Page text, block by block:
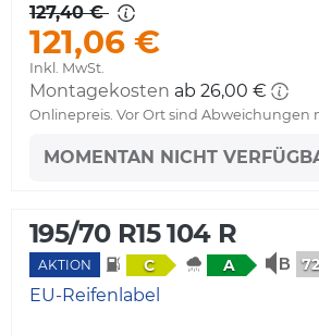
127,40 €
121,06 €
Inkl. MwSt.
Montagekosten ab 26,00 €
Onlinepreis. Vor Ort sind Abweichungen
MOMENTAN NICHT
195/70 R15 104 R
AKTION C A
EU-Reifenlabel